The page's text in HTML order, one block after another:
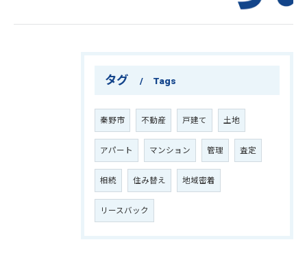
タグ Tags
秦野市 不動産 戸建て 土地
アパート マンション 管理 査定
相続 住み替え 地域密着
リースバック